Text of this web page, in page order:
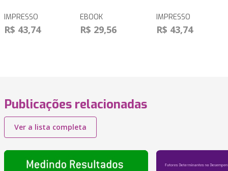
IMPRESSO
R$ 43,74
EBOOK
R$ 29,56
IMPRESSO
R$ 43,74
Publicações relacionadas
Ver a lista completa